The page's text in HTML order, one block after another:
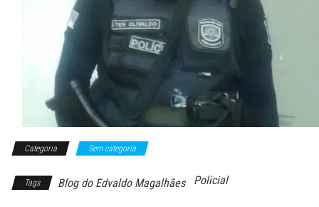
Categoria Sem categoria
Tags Blog do Edvaldo Magalhães Policial